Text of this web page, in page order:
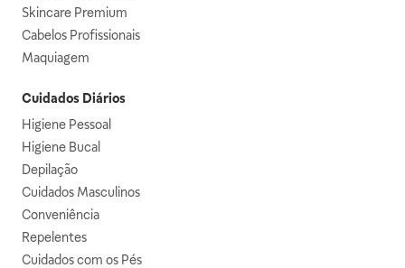
Skincare Premium
Cabelos Profissionais
Maquiagem
Cuidados Diários
Higiene Pessoal
Higiene Bucal
Depilação
Cuidados Masculinos
Conveniência
Repelentes
Cuidados com os Pés